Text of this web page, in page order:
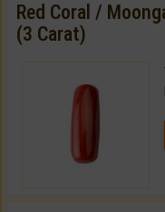
Red Coral /
(3 Carat)